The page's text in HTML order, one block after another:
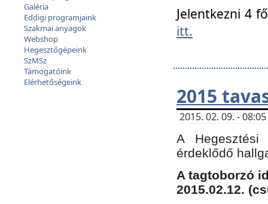
Galéria
Eddigi programjaink
Szakmai anyagok
Webshop
Hegesztőgépeink
SzMSz
Támogatóink
Elérhetőségeink
Jelentkezni 4
itt.
2015
2015. 02. 09. -
A
érdeklődő
A tagtoborzó
2015.02.12.